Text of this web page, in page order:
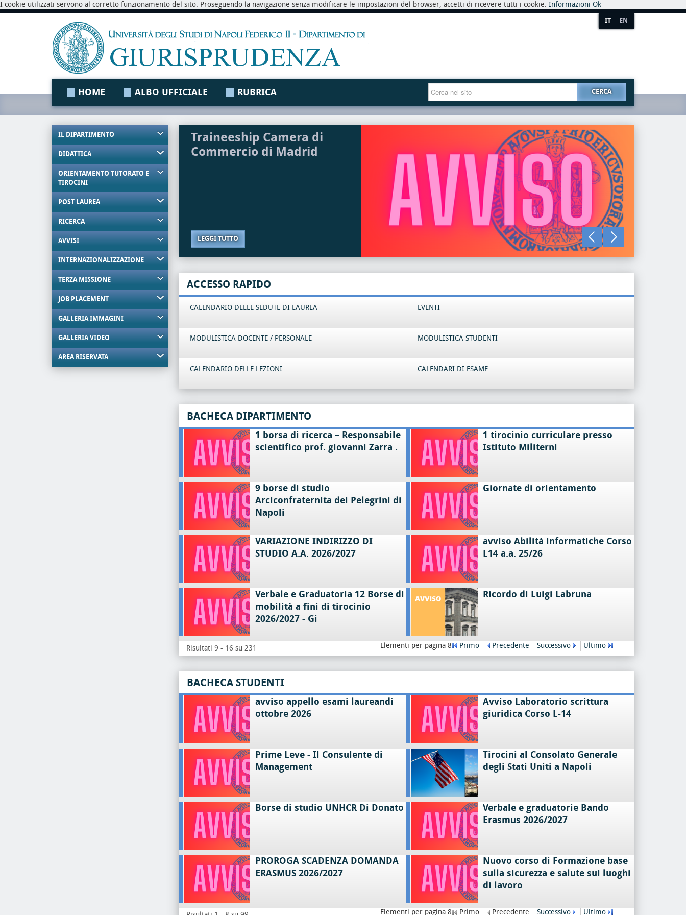
I cookie utilizzati servono al corretto funzionamento del sito. Proseguendo la navigazione senza modificare le impostazioni del browser, accetti di ricevere tutti i cookie. Informazioni Ok
IT EN
HOME ALBO UFFICIALE RUBRICA CERCA
IL DIPARTIMENTO
DIDATTICA
ORIENTAMENTO TUTORATO E
TIROCINI
POST LAUREA
RICERCA
AVVISI
INTERNAZIONALIZZAZIONE
TERZA MISSIONE
JOB PLACEMENT
GALLERIA IMMAGINI
GALLERIA VIDEO
AREA RISERVATA
Traineeship Camera di
Commercio di Madrid
LEGGI TUTTO
ACCESSO RAPIDO
CALENDARIO DELLE SEDUTE DI LAUREA EVENTI
MODULISTICA DOCENTE / PERSONALE MODULISTICA STUDENTI
CALENDARIO DELLE LEZIONI CALENDARI DI ESAME
BACHECA DIPARTIMENTO
1 borsa di ricerca – Responsabile
scientifico prof. giovanni Zarra .
1 tirocinio curriculare presso
Istituto Militerni
9 borse di studio
Arciconfraternita dei Pelegrini di
Napoli
Giornate di orientamento
VARIAZIONE INDIRIZZO DI
STUDIO A.A. 2026/2027
avviso Abilità informatiche Corso
L14 a.a. 25/26
Verbale e Graduatoria 12 Borse di
mobilità a fini di tirocinio
2026/2027 - Gi
Ricordo di Luigi Labruna
Risultati 9 - 16 su 231 Elementi per pagina 8 Primo Precedente Successivo Ultimo
BACHECA STUDENTI
avviso appello esami laureandi
ottobre 2026
Avviso Laboratorio scrittura
giuridica Corso L-14
Prime Leve - Il Consulente di
Management
Tirocini al Consolato Generale
degli Stati Uniti a Napoli
Borse di studio UNHCR Di Donato
Verbale e graduatorie Bando
Erasmus 2026/2027
PROROGA SCADENZA DOMANDA
ERASMUS 2026/2027
Nuovo corso di Formazione base
sulla sicurezza e salute sui luoghi
di lavoro
Elementi per pagina 8 Primo Precedente Successivo Ultimo